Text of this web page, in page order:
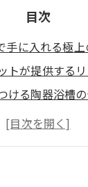
目次
手に入れる極
トが提供する
ける陶器浴槽
器浴槽の利点